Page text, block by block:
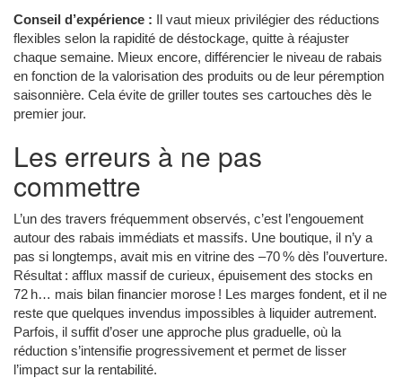
Conseil d’expérience : Il vaut mieux privilégier des réductions
flexibles selon la rapidité de déstockage, quitte à réajuster
chaque semaine. Mieux encore, différencier le niveau de rabais
en fonction de la valorisation des produits ou de leur péremption
saisonnière. Cela évite de griller toutes ses cartouches dès le
premier jour.
Les erreurs à ne pas
commettre
L’un des travers fréquemment observés, c’est l’engouement
autour des rabais immédiats et massifs. Une boutique, il n’y a
pas si longtemps, avait mis en vitrine des –70 % dès l’ouverture.
Résultat : afflux massif de curieux, épuisement des stocks en
72 h… mais bilan financier morose ! Les marges fondent, et il ne
reste que quelques invendus impossibles à liquider autrement.
Parfois, il suffit d’oser une approche plus graduelle, où la
réduction s’intensifie progressivement et permet de lisser
l’impact sur la rentabilité.